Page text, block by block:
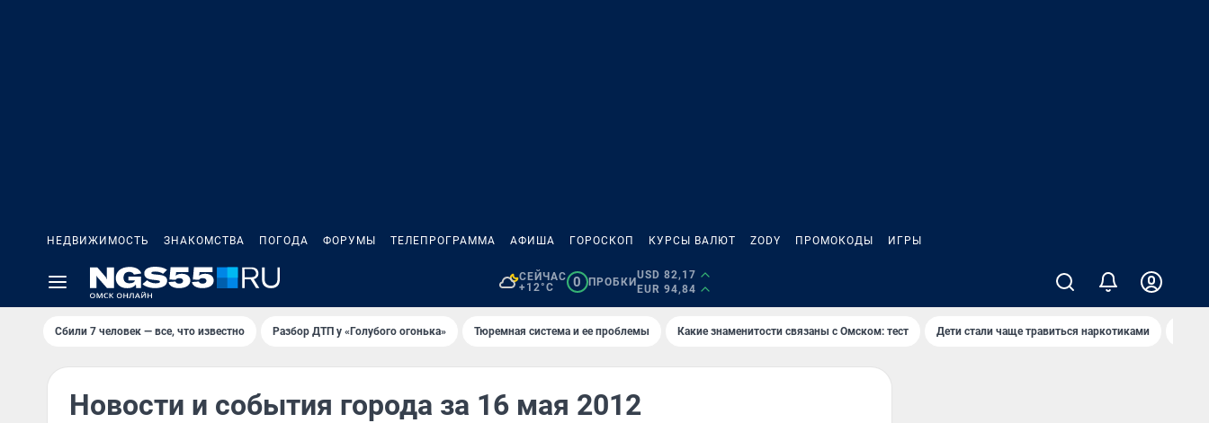
НЕДВИЖИМОСТЬ ЗНАКОМСТВА ПОГОДА ФОРУМЫ ТЕЛЕПРОГРАММА АФИША ГОРОСКОП КУРСЫ ВАЛЮТ ZODY ПРОМОКОДЫ ИГРЫ
СЕЙЧАС
+12°C
0 ПРОБКИ
USD 82,17
EUR 94,84
Сбили 7 человек — все, что известно Разбор ДТП у «Голубого огонька» Тюремная система и ее проблемы Какие знаменитости связаны с Омском: тест Дети стали чаще травиться наркотиками
Новости и события города за 16 мая 2012